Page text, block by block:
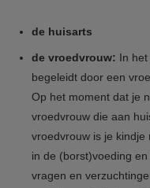
de huisarts
de vroedvrouw: In
begeleidt door een
Op het moment dat je
vroedvrouw die aan
vroedvrouw is je kindje
in de (borst)voeding
vragen en